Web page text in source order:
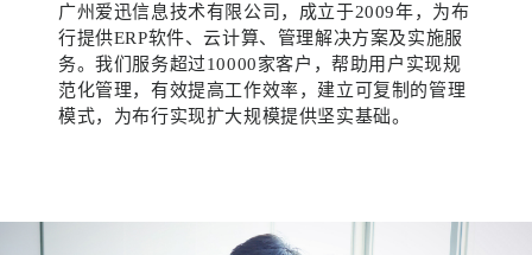
广州爱迅信息技术有限公司，成立于2009年，为布
行提供ERP软件、云计算、管理解决方案及实施服
务。我们服务超过10000家客户，帮助用户实现规
范化管理，有效提高工作效率，建立可复制的管理
模式，为布行实现扩大规模提供坚实基础。